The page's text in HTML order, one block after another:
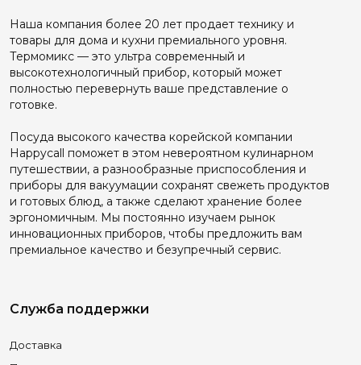
Наша компания более 20 лет продает технику и
товары для дома и кухни премиального уровня.
Термомикс — это ультра современный и
высокотехнологичный прибор, который может
полностью перевернуть ваше представление о
готовке.
Посуда высокого качества корейской компании
Happyсall поможет в этом невероятном кулинарном
путешествии, а разнообразные приспособления и
приборы для вакуумации сохранят свежеть продуктов
и готовых блюд, а также сделают хранение более
эргономичным. Мы постоянно изучаем рынок
инновационных приборов, чтобы предложить вам
премиальное качество и безупречный сервис.
Служба поддержки
Доставка